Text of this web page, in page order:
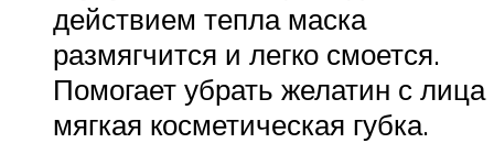
действием тепла маска
размягчится и легко смоется.
Помогает убрать желатин с лица
мягкая косметическая губка.